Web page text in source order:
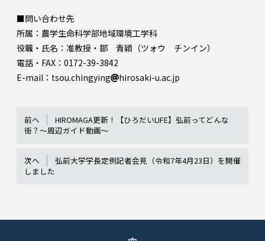
■問い合わせ先
所属：農学生命科学部地域環境工学科
役職・氏名：准教授・鄒 青穎（ツォウ チンイン）
電話・FAX：0172-39-3842
E-mail：tsou.chingying
hirosaki-u.ac.jp
前へ
HIROMAGA更新！【ひろだいLIFE】弘前ってどんな
街？～周辺ガイド動画～
次へ
弘前大学学長定例記者会見（令和7年4月23日）を開催
しました